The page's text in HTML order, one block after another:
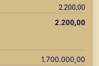
2.200,00
2.200,00
1.700.000,00